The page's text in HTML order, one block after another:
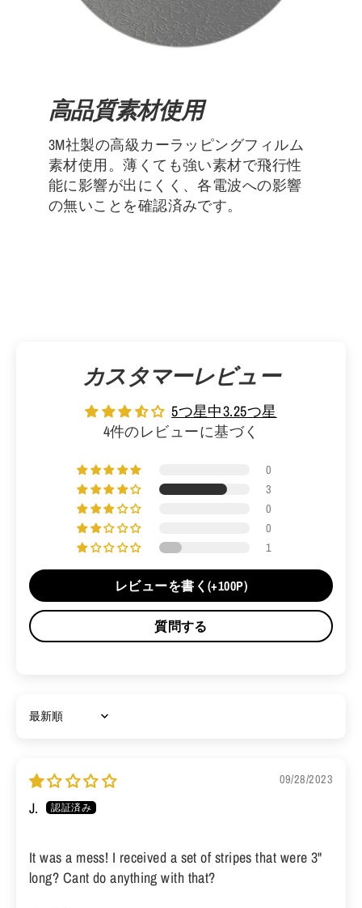
高品質素材使用
3M社製の高級カーラッピングフィルム
素材使用。薄くても強い素材で飛行性
能に影響が出にくく、各電波への影響
の無いことを確認済みです。
カスタマーレビュー
5つ星中3.25つ星
4件のレビューに基づく
0
3
0
0
1
レビューを書く(+100P)
質問する
Sort by
09/28/2023
J.
It was a mess! I received a set of stripes that were 3"
long? Cant do anything with that?